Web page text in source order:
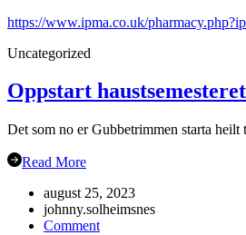
https://www.ipma.co.uk/
Uncategorized
Oppstart
Det som no er Gubbetrimmen starta
Read More
august 25, 2023
johnny.solheimsnes
Commenton